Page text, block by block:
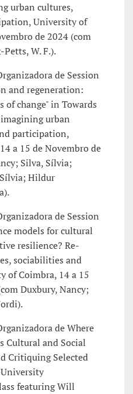
urban cultures,
University of
de 2024 (com
W. F.).
de Session
and regeneration:
of change" in Towards
urban
participation,
a 15 de Novembro de
Silva, Sílvia;
Hildur
de Session
models for cultural
resilience? Re-
sociabilities and
of Coimbra, 14 a 15
Duxbury, Nancy;
de Where
Cultural and Social
Critiquing Selected
featuring Will